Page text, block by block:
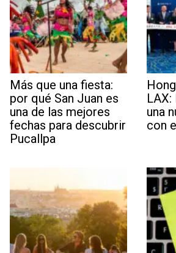
Más que una fiesta:
por qué San Juan es
una de las mejores
fechas para descubrir
Pucallpa
una
con